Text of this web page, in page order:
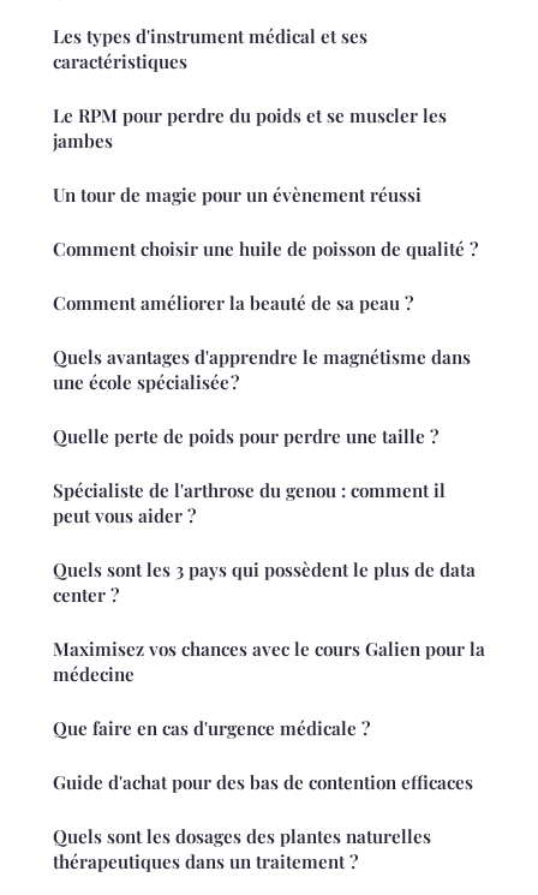
Les types d'instrument médical et ses
caractéristiques
Le RPM pour perdre du poids et se muscler les
jambes
Un tour de magie pour un évènement réussi
Comment choisir une huile de poisson de qualité ?
Comment améliorer la beauté de sa peau ?
Quels avantages d'apprendre le magnétisme dans
une école spécialisée ?
Quelle perte de poids pour perdre une taille ?
Spécialiste de l'arthrose du genou : comment il
peut vous aider ?
Quels sont les 3 pays qui possèdent le plus de data
center ?
Maximisez vos chances avec le cours Galien pour la
médecine
Que faire en cas d'urgence médicale ?
Guide d'achat pour des bas de contention efficaces
Quels sont les dosages des plantes naturelles
thérapeutiques dans un traitement ?